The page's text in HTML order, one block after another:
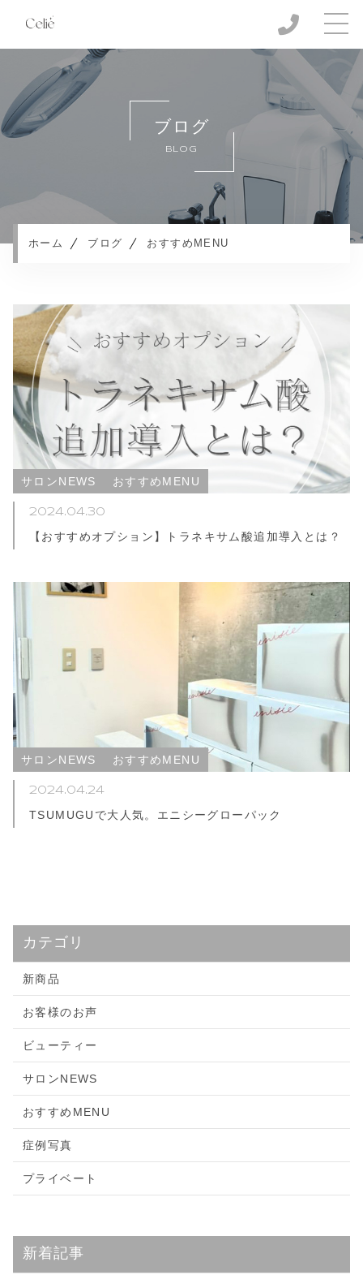
当サロンについて
キャンペーン
メニュー
サービスの流れ
ご予約
ブログ
BLOG
ホーム ブログ おすすめMENU
サロンNEWS おすすめMENU
2024.04.30
【おすすめオプション】トラネキサム酸追加導入とは？
サロンNEWS おすすめMENU
2024.04.24
TSUMUGUで大人気。エニシーグローパック
カテゴリ
新商品
お客様のお声
ビューティー
サロンNEWS
おすすめMENU
症例写真
プライベート
新着記事